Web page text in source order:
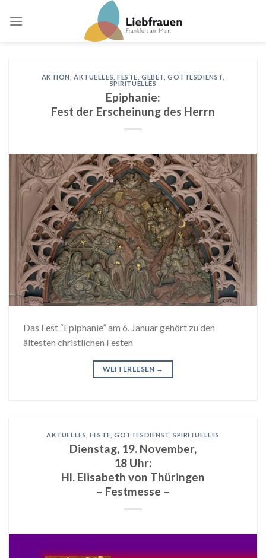
AKTION ,AKTUELLES ,FESTE ,GEBET ,GOTTESDIENST
SPIRITUELLES
Epiphanie:
Fest der Erscheinung des Herrn
Das Fest “Epiphanie” am 6. Januar gehört zu den
ältesten christlichen Festen
WEITERLESEN →
AKTUELLES ,FESTE ,GOTTESDIENST ,SPIRITUELLES
Dienstag, 19. November,
18 Uhr:
Hl. Elisabeth von Thüringen
– Festmesse –